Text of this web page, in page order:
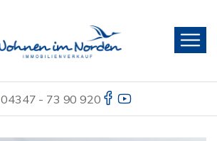
04347 - 73 90 920